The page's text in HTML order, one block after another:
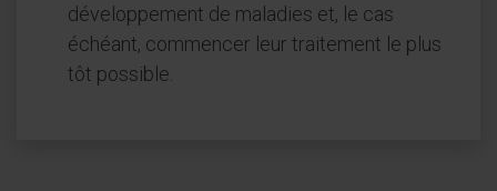
développement de maladies et, le cas
échéant, commencer leur traitement le plus
tôt possible.